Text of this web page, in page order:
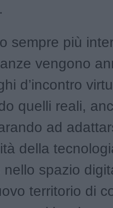
sempre più
vengono
d’incontro
quelli reali,
ad
della
spazio
territorio di